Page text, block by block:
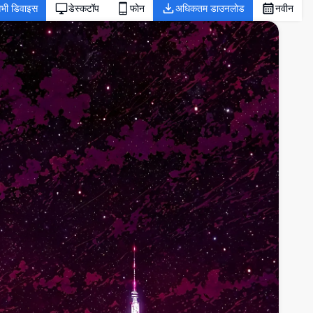
डिवाइस डेस्कटॉप फोन अधिकतम डाउनलोड नवीन